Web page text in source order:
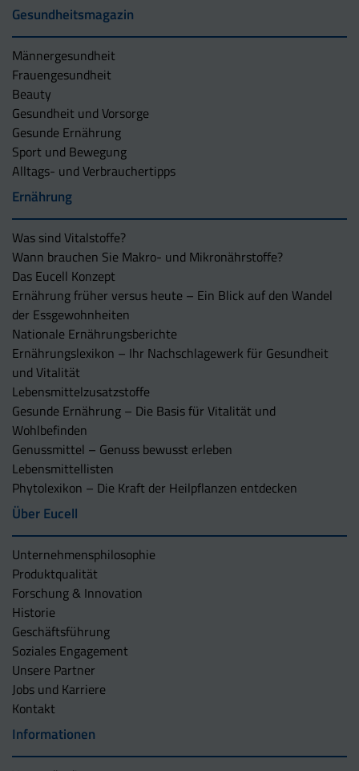
Gesundheitsmagazin
Männergesundheit
Frauengesundheit
Beauty
Gesundheit und Vorsorge
Gesunde Ernährung
Sport und Bewegung
Alltags- und Verbrauchertipps
Ernährung
Was sind Vitalstoffe?
Wann brauchen Sie Makro- und Mikronährstoffe?
Das Eucell Konzept
Ernährung früher versus heute – Ein Blick auf den Wandel
der Essgewohnheiten
Nationale Ernährungsberichte
Ernährungslexikon – Ihr Nachschlagewerk für Gesundheit
und Vitalität
Lebensmittelzusatzstoffe
Gesunde Ernährung – Die Basis für Vitalität und
Wohlbefinden
Genussmittel – Genuss bewusst erleben
Lebensmittellisten
Phytolexikon – Die Kraft der Heilpflanzen entdecken
Über Eucell
Unternehmens­philosophie
Produktqualität
Forschung & Innovation
Historie
Geschäftsführung
Soziales Engagement
Unsere Partner
Jobs und Karriere
Kontakt
Informationen